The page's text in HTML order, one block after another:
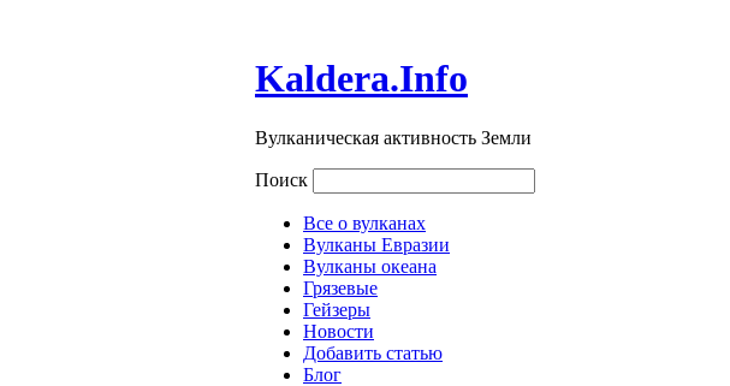
Kaldera.Info
Вулканическая активность Земли
Поиск
Все о вулканах
Вулканы Евразии
Вулканы океана
Грязевые
Гейзеры
Новости
Добавить статью
Блог